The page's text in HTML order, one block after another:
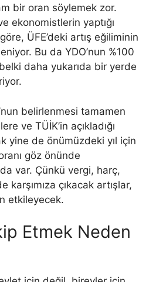
bir oran söylemek zor.
ekonomistlerin yaptığı
ÜFE’deki artış eğiliminin
Bu da YDO’nun %100
daha yukarıda bir yerde
belirlenmesi tamamen
ve TÜİK’in açıkladığı
yine de önümüzdeki yıl için
göz önünde
var. Çünkü vergi, harç,
karşımıza çıkacak artışlar,
etkileyecek.
Etmek Neden